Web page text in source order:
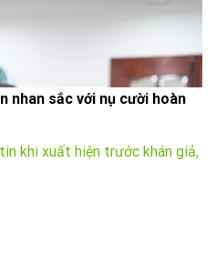
nhan sắc với nụ cười hoàn
khi xuất hiện trước khán giả,